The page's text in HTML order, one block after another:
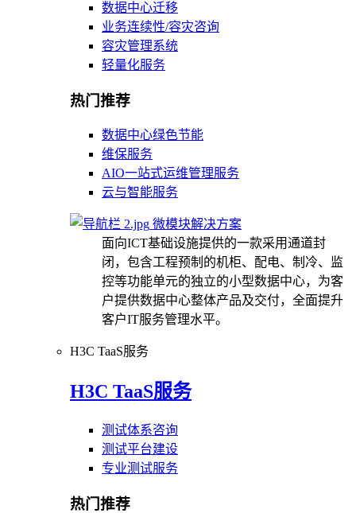
数据中心迁移
业务连续性/容灾咨询
容灾管理系统
轻量化服务
热门推荐
数据中心绿色节能
维保服务
AIO一站式运维管理服务
云与智能服务
微模块解决方案
面向ICT基础设施提供的一款采用通道封
闭，包含工程预制的机柜、配电、制冷、监
控等功能单元的独立的小型数据中心，为客
户提供数据中心整体产品及交付，全面提升
客户IT服务管理水平。
H3C TaaS服务
H3C TaaS服务
测试体系咨询
测试平台建设
专业测试服务
热门推荐